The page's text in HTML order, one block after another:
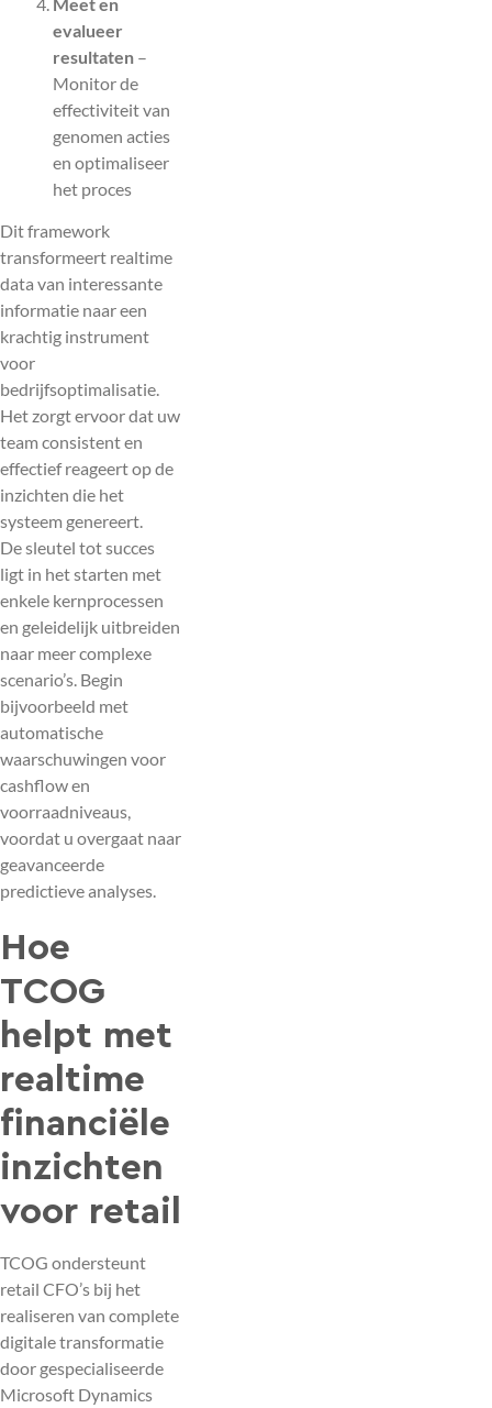
evalueer
resultaten –
Monitor de
effectiviteit van
genomen acties
en optimaliseer
het proces
Dit framework
transformeert realtime
data van interessante
informatie naar een
krachtig instrument
voor
bedrijfsoptimalisatie.
Het zorgt ervoor dat uw
team consistent en
effectief reageert op de
inzichten die het
systeem genereert.
De sleutel tot succes
ligt in het starten met
enkele kernprocessen
en geleidelijk uitbreiden
naar meer complexe
scenario’s. Begin
bijvoorbeeld met
automatische
waarschuwingen voor
cashflow en
voorraadniveaus,
voordat u overgaat naar
geavanceerde
predictieve analyses.
Hoe
TCOG
helpt met
realtime
financiële
inzichten
voor retail
TCOG ondersteunt
retail CFO’s bij het
realiseren van complete
digitale transformatie
door gespecialiseerde
Microsoft Dynamics